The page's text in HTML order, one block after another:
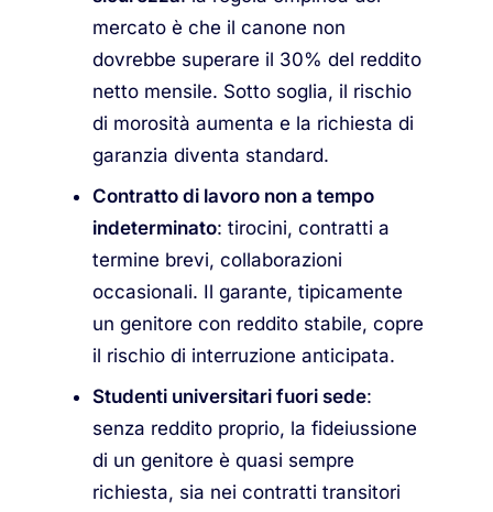
mercato è che il canone non
dovrebbe superare il 30% del reddito
netto mensile. Sotto soglia, il rischio
di morosità aumenta e la richiesta di
garanzia diventa standard.
Contratto di lavoro non a tempo
indeterminato: tirocini, contratti a
termine brevi, collaborazioni
occasionali. Il garante, tipicamente
un genitore con reddito stabile, copre
il rischio di interruzione anticipata.
Studenti universitari fuori sede:
senza reddito proprio, la fideiussione
di un genitore è quasi sempre
richiesta, sia nei contratti transitori